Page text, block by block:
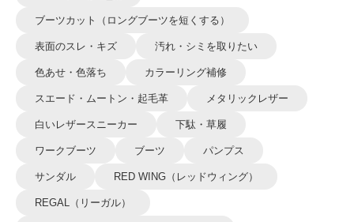
ブーツカット（ロングブーツを短くする）
表面のスレ・キズ 汚れ・シミを取りたい
色あせ・色落ち カラーリング補修
スエード・ムートン・起毛革 メタリックレザー
白いレザースニーカー 下駄・草履
ワークブーツ ブーツ パンプス
サンダル RED WING（レッドウィング）
REGAL（リーガル）